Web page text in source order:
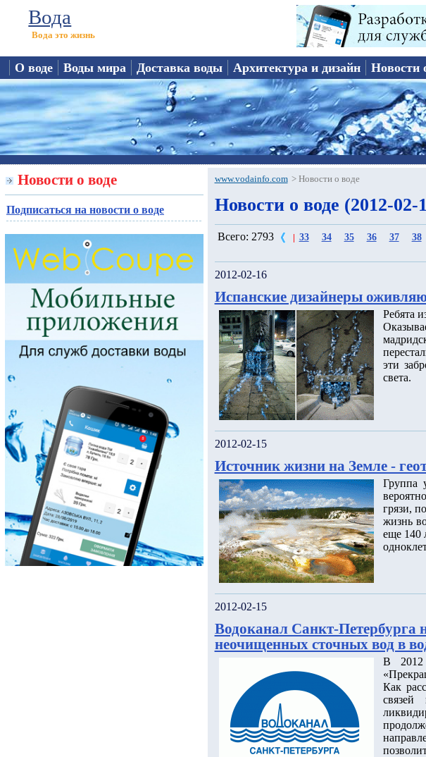
Вода
Вода это жизнь
О воде Воды мира Доставка воды Архитектура и дизайн Новости
Новости о воде
Подписаться на новости о воде
www.vodainfo.com > Новости о воде
Новости о воде (2012-02-
Всего: 2793 33 34 35 36 37 38
2012-02-16
Испанские дизайнеры
Ребята
эти
света.
2012-02-15
Источник жизни на Земле -
Группа
грязи,
жизнь
еще 140
2012-02-15
Водоканал Санкт-Петербурга
неочищенных сточных вод в
В 2012
Как